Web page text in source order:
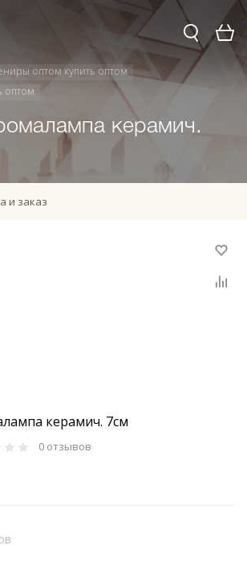
оптом купить оптом
оптом
керамич.
и заказ
керамич. 7см
0 отзывов